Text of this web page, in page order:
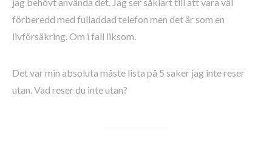
förberedd med fulladdad telefon men det är som en
livförsäkring. Om i fall liksom.
Det var min absoluta måste lista på 5 saker jag inte reser
utan. Vad reser du inte utan?